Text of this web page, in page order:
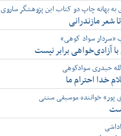
به بهانه چاپ دو کتاب این پژوهشگر ساروی
شعر مازندرانی
«سردار سواد کوهی»
آزادی‌خواهی برابر نیست
حیدری سوادکوهی
خدا احترام ما
پور» خواننده موسیقی سنتی